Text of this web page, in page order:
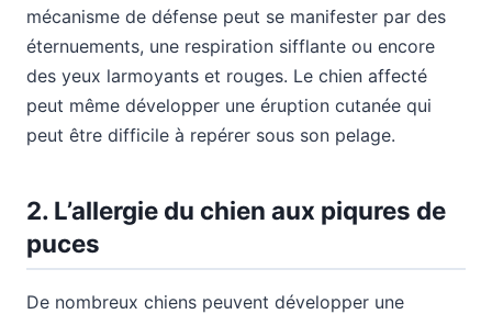
mécanisme de défense peut se manifester par des
éternuements, une respiration sifflante ou encore
des yeux larmoyants et rouges. Le chien affecté
peut même développer une éruption cutanée qui
peut être difficile à repérer sous son pelage.
2. L’allergie du chien aux piqures de
puces
De nombreux chiens peuvent développer une